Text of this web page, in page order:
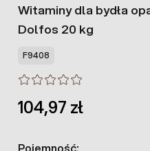
Witaminy dla bydła
Dolfos 20 kg
F9408
104,97 zł
Pojemność: